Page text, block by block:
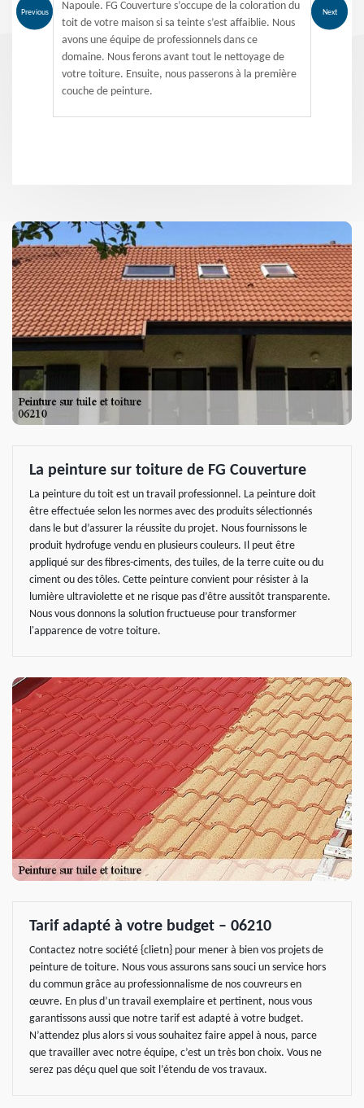
Previous
Napoule. FG Couverture s’occupe de la coloration du
toit de votre maison si sa teinte s’est affaiblie. Nous
avons une équipe de professionnels dans ce
domaine. Nous ferons avant tout le nettoyage de
votre toiture. Ensuite, nous passerons à la première
couche de peinture.
Next
La peinture sur toiture de FG Couverture
La peinture du toit est un travail professionnel. La peinture doit
être effectuée selon les normes avec des produits sélectionnés
dans le but d’assurer la réussite du projet. Nous fournissons le
produit hydrofuge vendu en plusieurs couleurs. Il peut être
appliqué sur des fibres-ciments, des tuiles, de la terre cuite ou du
ciment ou des tôles. Cette peinture convient pour résister à la
lumière ultraviolette et ne risque pas d’être aussitôt transparente.
Nous vous donnons la solution fructueuse pour transformer
l'apparence de votre toiture.
Tarif adapté à votre budget – 06210
Contactez notre société {clietn} pour mener à bien vos projets de
peinture de toiture. Nous vous assurons sans souci un service hors
du commun grâce au professionnalisme de nos couvreurs en
œuvre. En plus d’un travail exemplaire et pertinent, nous vous
garantissons aussi que notre tarif est adapté à votre budget.
N’attendez plus alors si vous souhaitez faire appel à nous, parce
que travailler avec notre équipe, c’est un très bon choix. Vous ne
serez pas déçu quel que soit l’étendu de vos travaux.